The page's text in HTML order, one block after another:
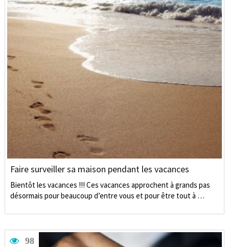
Faire surveiller sa maison pendant les vacances
Bientôt les vacances !!! Ces vacances approchent à grands pas
désormais pour beaucoup d’entre vous et pour être tout à …
98